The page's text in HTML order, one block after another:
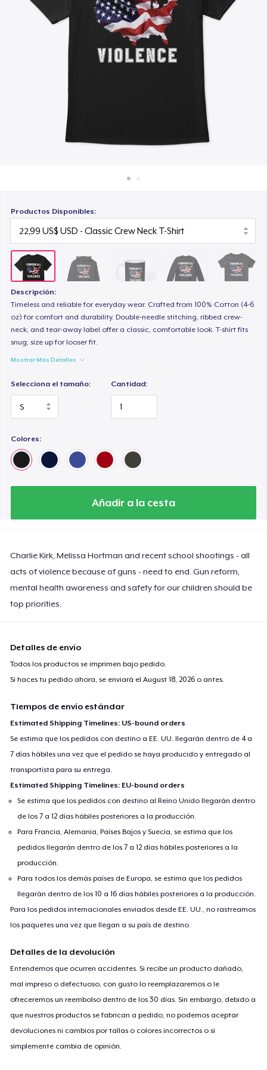
Venda en todas partes
Venda lo que sea
Productos Disponibles:
Descripción:
Timeless and reliable for everyday wear. Crafted from 100% Cotton (4-6
oz) for comfort and durability. Double-needle stitching, ribbed crew-
neck, and tear-away label offer a classic, comfortable look. T-shirt fits
snug; size up for looser fit.
Mostrar Más Detalles
Selecciona el tamaño: Cantidad:
Colores:
Añadir a la cesta
Charlie Kirk, Melissa Hortman and recent school shootings - all
acts of violence because of guns - need to end. Gun reform,
mental health awareness and safety for our children should be
top priorities.
Detalles de envío
Todos los productos se imprimen bajo pedido.
Si haces tu pedido ahora, se enviará elAugust 18, 2026 o antes.
Tiempos de envío estándar
Estimated Shipping Timelines: US-bound orders
Se estima que los pedidos con destino a EE. UU. llegarán dentro de 4 a
7 días hábiles una vez que el pedido se haya producido y entregado al
transportista para su entrega.
Estimated Shipping Timelines: EU-bound orders
Se estima que los pedidos con destino al Reino Unido llegarán dentro
de los 7 a 12 días hábiles posteriores a la producción.
Para Francia, Alemania, Países Bajos y Suecia, se estima que los
pedidos llegarán dentro de los 7 a 12 días hábiles posteriores a la
producción.
Para todos los demás países de Europa, se estima que los pedidos
llegarán dentro de los 10 a 16 días hábiles posteriores a la producción.
Para los pedidos internacionales enviados desde EE. UU., no rastreamos
los paquetes una vez que llegan a su país de destino.
Detalles de la devolución
Entendemos que ocurren accidentes. Si recibe un producto dañado,
mal impreso o defectuoso, con gusto lo reemplazaremos o le
ofreceremos un reembolso dentro de los 30 días. Sin embargo, debido a
que nuestros productos se fabrican a pedido, no podemos aceptar
devoluciones ni cambios por tallas o colores incorrectos o si
simplemente cambia de opinión.
15,99 US$
Unisex Classic Crewneck Sweatshirt
Women's Classic Tee
23,99 US$
Classic Long Sleeve Tee